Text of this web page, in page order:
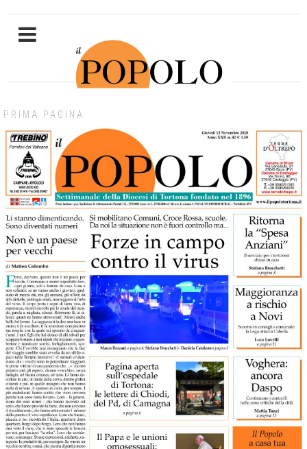
PRIMA PAGINA